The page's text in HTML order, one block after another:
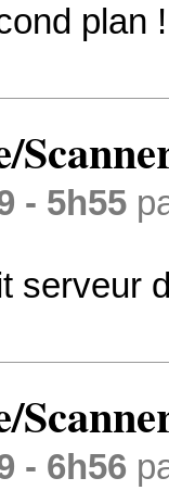
plan !
- 5h55
serveur
- 6h56